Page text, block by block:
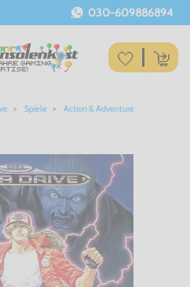
030-609886894
Spiele Action & Adventure